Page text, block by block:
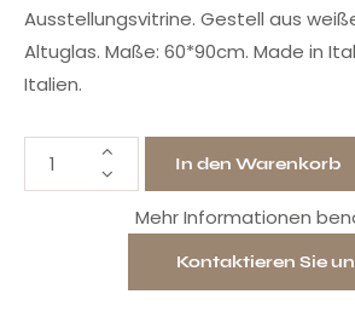
Ausstellungsvitrine. Gestell aus
Altuglas. Maße: 60*90cm. Made in
Italien.
In den Warenkorb
Mehr Informationen
Kontaktieren Sie